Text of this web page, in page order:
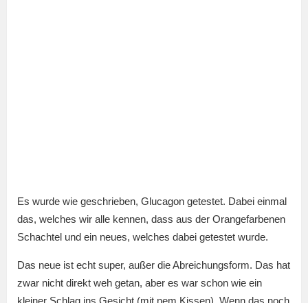
Es wurde wie geschrieben, Glucagon getestet. Dabei einmal
das, welches wir alle kennen, dass aus der Orangefarbenen
Schachtel und ein neues, welches dabei getestet wurde.
Das neue ist echt super, außer die Abreichungsform. Das hat
zwar nicht direkt weh getan, aber es war schon wie ein
kleiner Schlag ins Gesicht (mit nem Kissen). Wenn das noch